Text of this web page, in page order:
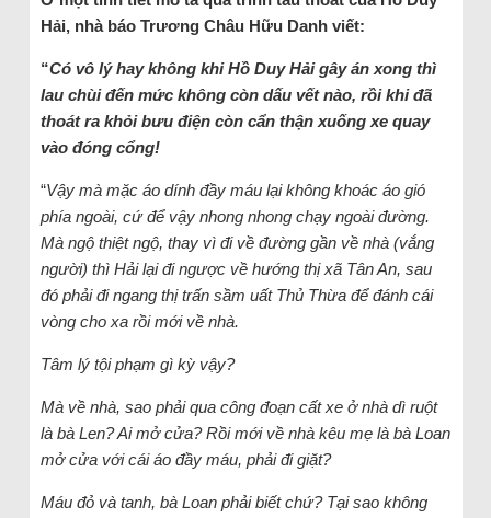
Hải, nhà báo Trương Châu Hữu Danh viết:
“Có vô lý hay không khi Hồ Duy Hải gây án xong thì
lau chùi đến mức không còn dấu vết nào, rồi khi đã
thoát ra khỏi bưu điện còn cẩn thận xuống xe quay
vào đóng cổng!
“Vậy mà mặc áo dính đầy máu lại không khoác áo gió
phía ngoài, cứ để vậy nhong nhong chạy ngoài đường.
Mà ngộ thiệt ngộ, thay vì đi về đường gần về nhà (vắng
người) thì Hải lại đi ngược về hướng thị xã Tân An, sau
đó phải đi ngang thị trấn sầm uất Thủ Thừa để đánh cái
vòng cho xa rồi mới về nhà.
Tâm lý tội phạm gì kỳ vậy?
Mà về nhà, sao phải qua công đoạn cất xe ở nhà dì ruột
là bà Len? Ai mở cửa? Rồi mới về nhà kêu mẹ là bà Loan
mở cửa với cái áo đầy máu, phải đi giặt?
Máu đỏ và tanh, bà Loan phải biết chứ? Tại sao không